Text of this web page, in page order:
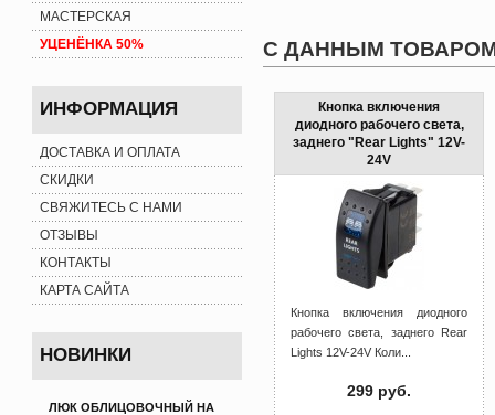
МАСТЕРСКАЯ
УЦЕНЁНКА 50%
ИНФОРМАЦИЯ
ДОСТАВКА И ОПЛАТА
СКИДКИ
СВЯЖИТЕСЬ С НАМИ
ОТЗЫВЫ
КОНТАКТЫ
КАРТА САЙТА
НОВИНКИ
ЛЮК ОБЛИЦОВОЧНЫЙ НА
С ДАННЫМ
Кнопка включения
диодного рабочего света,
заднего "Rear Lights" 12V-
24V
Кнопка включения диодного
рабочего света, заднего Rear
Lights 12V-24V Коли...
299 руб.